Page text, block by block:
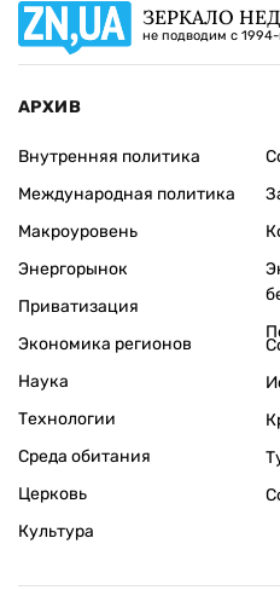
ЗЕРКАЛО
не подводим с 1994-
АРХИВ
Внутренняя политика
Международная политика
Макроуровень
Энергорынок
Приватизация
Экономика регионов
Наука
Технологии
Среда обитания
Церковь
Культура